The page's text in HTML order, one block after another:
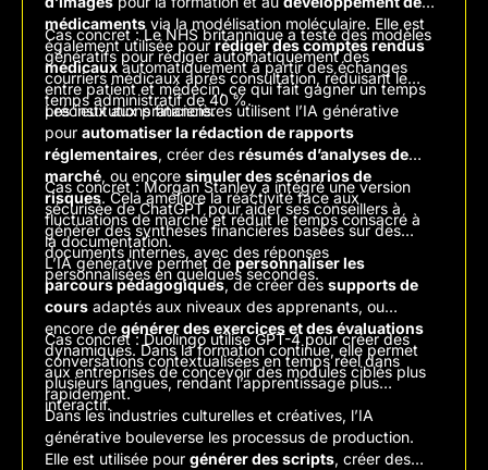
médicaments via la modélisation moléculaire. Elle est
également utilisée pourrédiger des comptes rendus
médicaux automatiquement à partir des échanges
entre patient et médecin, ce qui fait gagner un temps
précieux aux praticiens.
Cas concret : Le NHS britannique a testé des modèles
génératifs pour rédiger automatiquement des
courriers médicaux après consultation, réduisant le
temps administratif de 40 %.
Les institutions financières utilisent l’IA générative
pour automatiser la rédaction de rapports
réglementaires, créer des résumés d’analyses de
marché, ou encore simuler des scénarios de
risques. Cela améliore la réactivité face aux
fluctuations de marché et réduit le temps consacré à
la documentation.
Cas concret : Morgan Stanley a intégré une version
sécurisée de ChatGPT pour aider ses conseillers à
générer des synthèses financières basées sur des
documents internes, avec des réponses
personnalisées en quelques secondes.
L’IA générative permet depersonnaliser les
parcours pédagogiques, de créer des supports de
cours adaptés aux niveaux des apprenants, ou
encore de générer des exercices et des évaluations
dynamiques. Dans la formation continue, elle permet
aux entreprises de concevoir des modules ciblés plus
rapidement.
Cas concret : Duolingo utilise GPT-4 pour créer des
conversations contextualisées en temps réel dans
plusieurs langues, rendant l’apprentissage plus
interactif.
Dans les industries culturelles et créatives, l’IA
générative bouleverse les processus de production.
Elle est utilisée pour générer des scripts, créer des